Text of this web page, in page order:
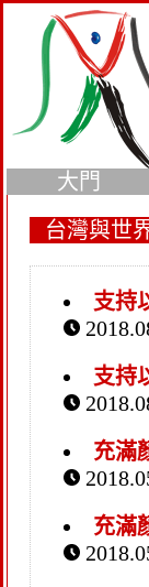
大門
台灣與世
支持
支持
充滿
充滿